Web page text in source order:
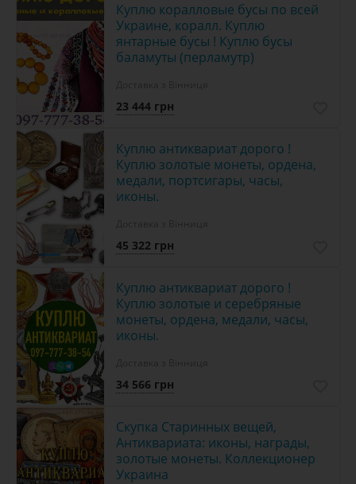
Куплю коралловые бусы по всей
Украине, коралл. Куплю
янтарные бусы ! Куплю бусы
баламуты (перламутр)
23 444 грн
2
Куплю антиквариат дорого !
Куплю золотые монеты, ордена,
медали, портсигары, часы,
иконы.
45 322 грн
Куплю антиквариат дорого !
Куплю золотые и серебряные
монеты, ордена, медали, часы,
иконы.
34 566 грн
Скупка Старинных вещей,
Антиквариата: иконы, награды,
золотые монеты. Коллекционер
Украина